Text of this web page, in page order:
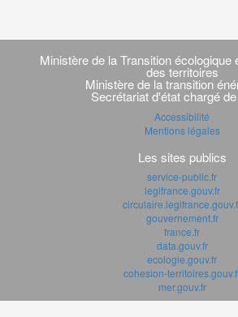
Navigation
transverse
Ministère de la Transition écologique
des territoires
Ministère de la transition
Secrétariat d'état chargé
Accessibilité
Mentions légales
Les sites publics
service-public.fr
legifrance.gouv.fr
gouvernement.fr
france.fr
data.gouv.fr
ecologie.gouv.fr
cohesion-
mer.gouv.fr